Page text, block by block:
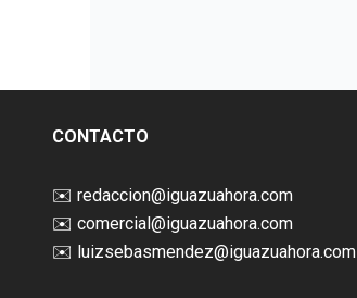
CONTACTO
✉️ redaccion@iguazuahora.com
✉️ comercial@iguazuahora.com
✉️ luizsebasmendez@iguazuahora.com